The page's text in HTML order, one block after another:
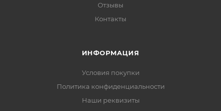
Отзывы
Контакты
ИНФОРМАЦИЯ
Условия покупки
Политика конфиденциальности
Наши реквизиты